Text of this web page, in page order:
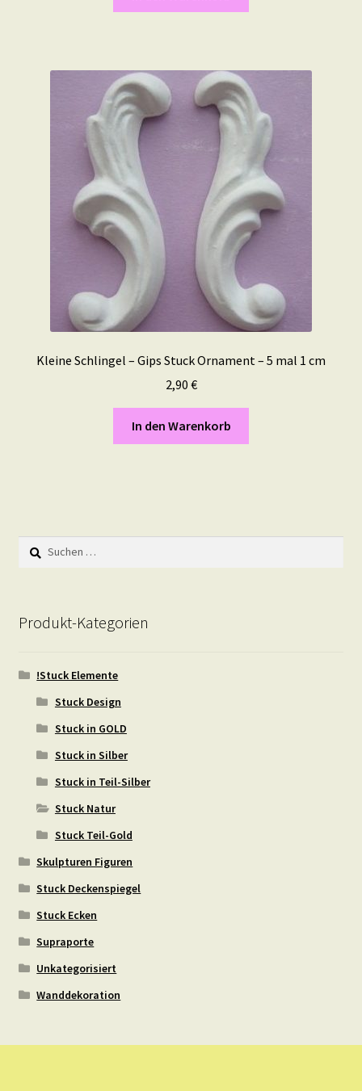
Kleine Schlingel – Gips Stuck Ornament – 5 mal 1 cm
2,90 €
In den Warenkorb
Suchen
nach:
Produkt-Kategorien
!Stuck Elemente
Stuck Design
Stuck in GOLD
Stuck in Silber
Stuck in Teil-Silber
Stuck Natur
Stuck Teil-Gold
Skulpturen Figuren
Stuck Deckenspiegel
Stuck Ecken
Supraporte
Unkategorisiert
Wanddekoration